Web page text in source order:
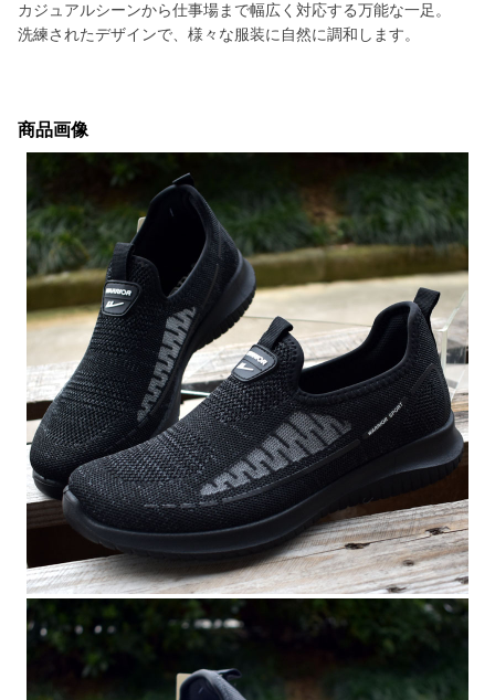
カジュアルシーンから仕事場まで幅広く対応する万能な一足。
洗練されたデザインで、様々な服装に自然に調和します。
商品画像